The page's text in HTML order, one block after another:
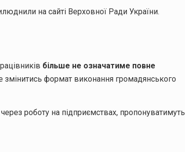
на сайті Верховної Ради України.
більше не означатиме повне
змінитись формат виконання громадянського
роботу на підприємствах, пропонуватимуть